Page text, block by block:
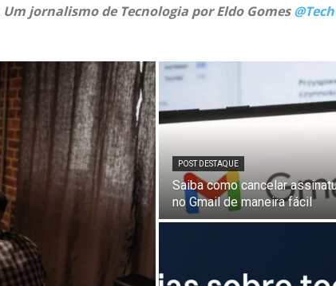
Um jornalismo de Tecnologia por Eldo Gomes
POST DESTAQUE
Saiba como cancelar
no Gmail de maneira fácil